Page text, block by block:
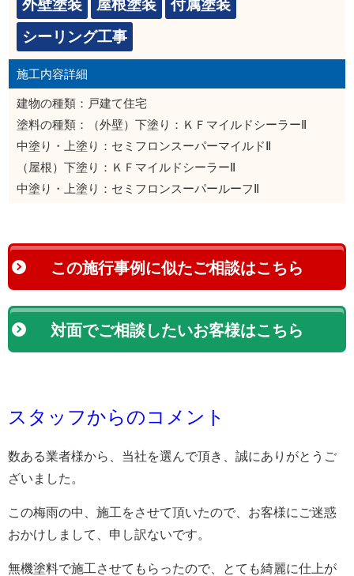
外壁塗装 屋根塗装
付属塗装
シーリング工事
施工内容詳細
建物の種類：戸建て住宅
塗料の種類：（外壁）下塗り：ＫＦマイルドシーラーⅡ
中塗り・上塗り：セミフロンスーパーマイルドⅡ
（屋根）下塗り：ＫＦマイルドシーラーⅡ
中塗り・上塗り：セミフロンスーパールーフⅡ
この施行事例に似たご相談はこちら
対面でご相談したいお客様はこちら
スタッフからのコメント
数ある業者様から、当社を選んで頂き、誠にありがとうご
ざいました。
この梅雨の中、施工をさせて頂いたので、お客様にご迷惑
おかけしまして、申し訳ないです。
無機塗料で施工させてもらったので、とても綺麗に仕上が